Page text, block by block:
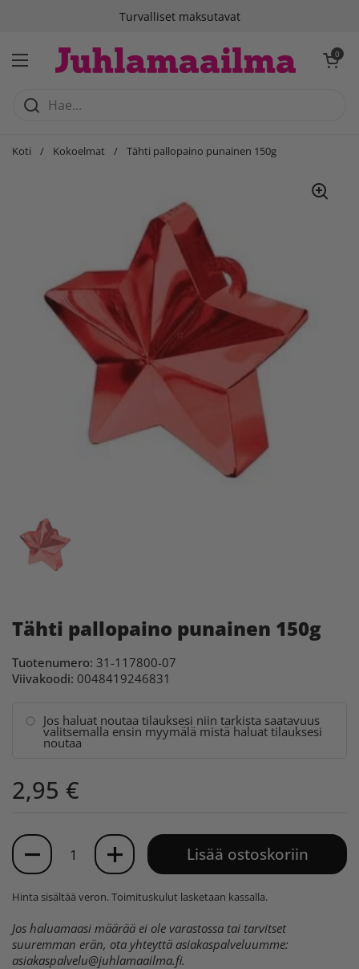
Turvalliset maksutavat
Avaa valikko
Avaa 0
Koti / Kokoelmat / Tähti pallopaino punainen 150g
Tähti pallopaino punainen 150g
Tuotenumero: 31-117800-07
Viivakoodi: 0048419246831
Jos haluat noutaa tilauksesi niin tarkista saatavuus
valitsemalla ensin myymälä mistä haluat tilauksesi
noutaa
2,95 €
Määrä
Lisää ostoskoriin
Hinta sisältää veron.Toimituskulut lasketaan kassalla.
Jos haluamaasi määrää ei ole varastossa tai tarvitset
suuremman erän, ota yhteyttä asiakaspalveluumme:
asiakaspalvelu@juhlamaailma.fi.